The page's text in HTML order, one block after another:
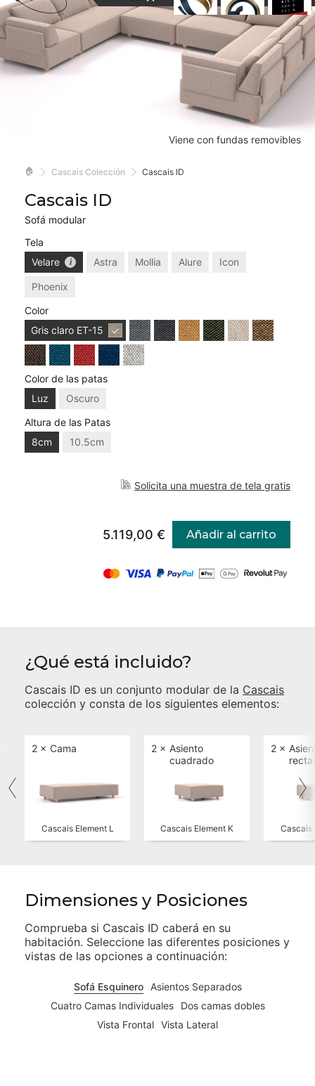
Viene con fundas removibles
🏠 Cascais Colección Cascais ID
Cascais ID
Sofá modular
Tela
Velare
Astra Mollia Alure Icon
Phoenix
Color
Gris claro ET-15
Color de las patas
Luz
Oscuro
Altura de las Patas
8cm
10.5cm
Solicita una muestra de tela gratis
5.119,00 € Añadir al carrito
¿Qué está incluido?
Cascais ID es un conjunto modular de la Cascais
colección y consta de los siguientes elementos:
2 × Cama
Cascais Element L
2 × Asiento
cuadrado
Cascais Element K
2 ×
Cascais
Dimensiones y Posiciones
Comprueba si Cascais ID caberá en su
habitación. Seleccione las diferentes posiciones y
vistas de las opciones a continuación:
Sofá Esquinero
Asientos Separados
Cuatro Camas Individuales
Dos camas dobles
Vista Frontal Vista Lateral